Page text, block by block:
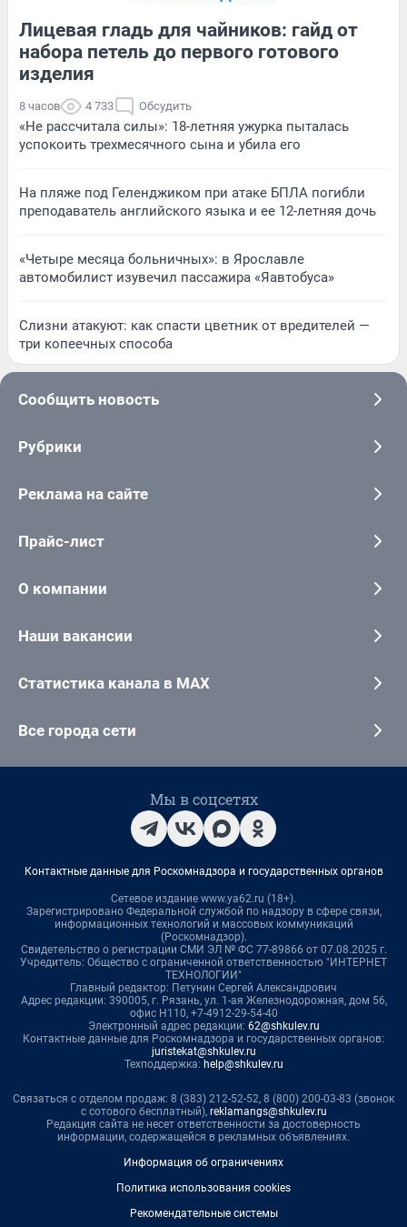
Лицевая гладь для чайников: гайд от
набора петель до первого готового
изделия
8 часов 4 733 Обсудить
«Не рассчитала силы»: 18-летняя ужурка пыталась
успокоить трехмесячного сына и убила его
На пляже под Геленджиком при атаке БПЛА погибли
преподаватель английского языка и ее 12-летняя дочь
«Четыре месяца больничных»: в Ярославле
автомобилист изувечил пассажира «Яавтобуса»
Слизни атакуют: как спасти цветник от вредителей —
три копеечных способа
Сообщить новость
Рубрики
Реклама на сайте
Прайс-лист
О компании
Наши вакансии
Статистика канала в MAX
Все города сети
Мы в соцсетях
Контактные данные для Роскомнадзора и государственных органов
Сетевое издание www.ya62.ru (18+).
Зарегистрировано Федеральной службой по надзору в сфере связи,
информационных технологий и массовых коммуникаций
(Роскомнадзор).
Свидетельство о регистрации СМИ ЭЛ № ФС 77-89866 от 07.08.2025 г.
Учредитель: Общество с ограниченной ответственностью "ИНТЕРНЕТ
ТЕХНОЛОГИИ"
Главный редактор: Петунин Сергей Александрович
Адрес редакции: 390005, г. Рязань, ул. 1-ая Железнодорожная, дом 56,
офис Н110, +7-4912-29-54-40
Электронный адрес редакции: 62@shkulev.ru
Контактные данные для Роскомнадзора и государственных органов:
juristekat@shkulev.ru
Техподдержка: help@shkulev.ru
Связаться с отделом продаж: 8 (383) 212-52-52, 8 (800) 200-03-83 (звонок
с сотового бесплатный), reklamangs@shkulev.ru
Редакция сайта не несет ответственности за достоверность
информации, содержащейся в рекламных объявлениях.
Информация об ограничениях
Политика использования cookies
Рекомендательные системы